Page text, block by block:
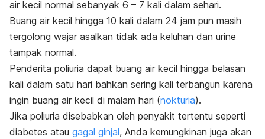
air kecil normal sebanyak 6 – 7 kali dalam sehari.
Buang air kecil hingga 10 kali dalam 24 jam pun masih
tergolong wajar asalkan tidak ada keluhan dan urine
tampak normal.
Penderita poliuria dapat buang air kecil hingga belasan
kali dalam satu hari bahkan sering kali terbangun karena
ingin buang air kecil di malam hari (nokturia).
Jika poliuria disebabkan oleh penyakit tertentu seperti
diabetes atau gagal ginjal, Anda kemungkinan juga akan